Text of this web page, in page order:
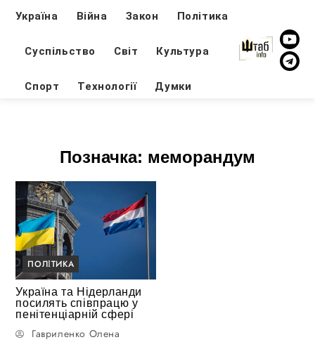
Україна Війна Закон Політика
Суспільство Світ Культура
Спорт Технології Думки
Позначка: меморандум
ПОЛІТИКА
Україна та Нідерланди
посилять співпрацю у
пенітенціарній сфері
Гавриленко Олена